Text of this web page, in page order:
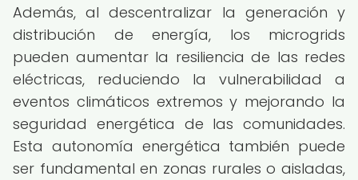
Además, al descentralizar la generación y
distribución de energía, los microgrids
pueden aumentar la resiliencia de las redes
eléctricas, reduciendo la vulnerabilidad a
eventos climáticos extremos y mejorando la
seguridad energética de las comunidades.
Esta autonomía energética también puede
ser fundamental en zonas rurales o aisladas,